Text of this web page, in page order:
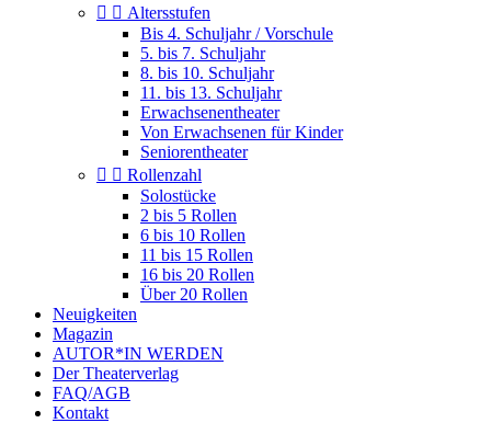
  Altersstufen
Bis 4. Schuljahr / Vorschule
5. bis 7. Schuljahr
8. bis 10. Schuljahr
11. bis 13. Schuljahr
Erwachsenentheater
Von Erwachsenen für Kinder
Seniorentheater
  Rollenzahl
Solostücke
2 bis 5 Rollen
6 bis 10 Rollen
11 bis 15 Rollen
16 bis 20 Rollen
Über 20 Rollen
Neuigkeiten
Magazin
AUTOR*IN WERDEN
Der Theaterverlag
FAQ/AGB
Kontakt